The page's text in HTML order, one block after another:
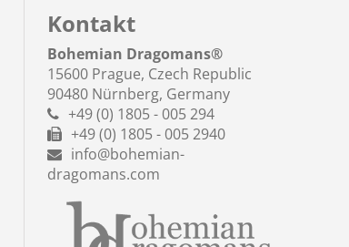
Kontakt
Bohemian Dragomans®
15600 Prague, Czech Republic
90480 Nürnberg, Germany
+49 (0) 1805 - 005 294
+49 (0) 1805 - 005 2940
info@bohemian-
dragomans.com